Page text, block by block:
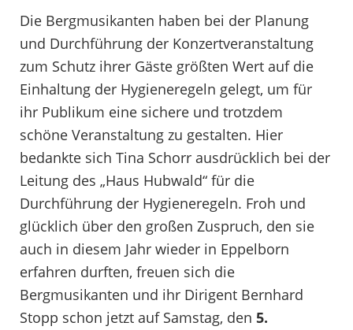
Die Bergmusikanten haben bei der Planung
und Durchführung der Konzertveranstaltung
zum Schutz ihrer Gäste größten Wert auf die
Einhaltung der Hygieneregeln gelegt, um für
ihr Publikum eine sichere und trotzdem
schöne Veranstaltung zu gestalten. Hier
bedankte sich Tina Schorr ausdrücklich bei der
Leitung des „Haus Hubwald“ für die
Durchführung der Hygieneregeln. Froh und
glücklich über den großen Zuspruch, den sie
auch in diesem Jahr wieder in Eppelborn
erfahren durften, freuen sich die
Bergmusikanten und ihr Dirigent Bernhard
Stopp schon jetzt auf Samstag, den 5.